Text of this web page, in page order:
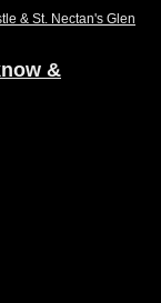
& St. Nectan's Glen
&